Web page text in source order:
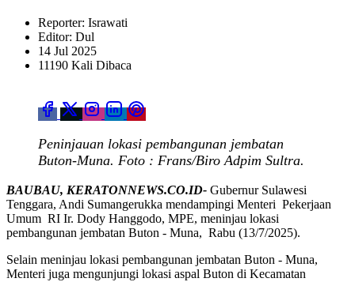
Reporter: Israwati
Editor: Dul
14 Jul 2025
11190 Kali Dibaca
Peninjauan lokasi pembangunan jembatan
Buton-Muna. Foto : Frans/Biro Adpim Sultra.
BAUBAU, KERATONNEWS.CO.ID- Gubernur Sulawesi
Tenggara, Andi Sumangerukka mendampingi Menteri Pekerjaan
Umum RI Ir. Dody Hanggodo, MPE, meninjau lokasi
pembangunan jembatan Buton - Muna, Rabu (13/7/2025).
Selain meninjau lokasi pembangunan jembatan Buton - Muna,
Menteri juga mengunjungi lokasi aspal Buton di Kecamatan